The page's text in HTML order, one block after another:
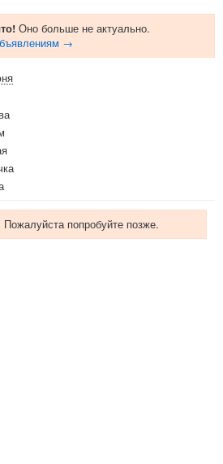
Оно больше не актуально.
→
попробуйте позже.